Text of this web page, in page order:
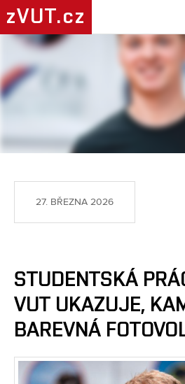
zVUT.cz
27. BŘEZNA 2026
STUDENTSKÁ
VUT UKAZUJE,
BAREVNÁ